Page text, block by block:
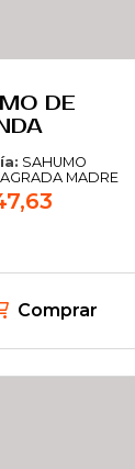
DE
SAHUMO
MADRE
Comprar